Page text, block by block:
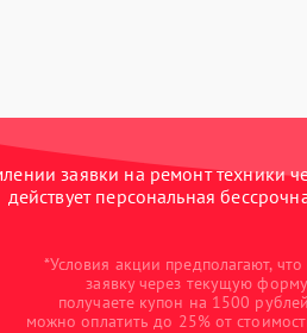
заявки на ремонт техники
действует персональная
*Условия акции предполагают, что
заявку через текущую
получаете купон на 1500
можно оплатить до 25% от